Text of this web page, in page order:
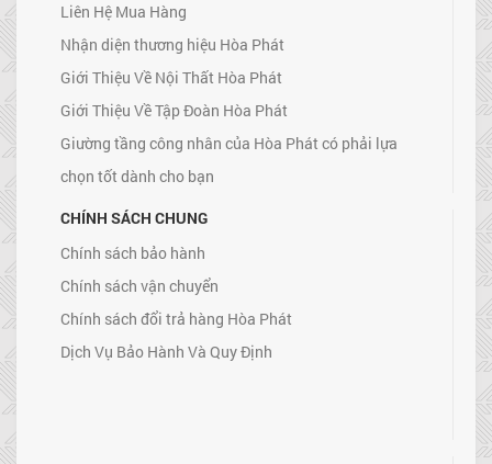
Liên Hệ Mua Hàng
Nhận diện thương hiệu Hòa Phát
Giới Thiệu Về Nội Thất Hòa Phát
Giới Thiệu Về Tập Đoàn Hòa Phát
Giường tầng công nhân của Hòa Phát có phải lựa
chọn tốt dành cho bạn
CHÍNH SÁCH CHUNG
Chính sách bảo hành
Chính sách vận chuyển
Chính sách đổi trả hàng Hòa Phát
Dịch Vụ Bảo Hành Và Quy Định